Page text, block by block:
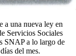
a una nueva ley en
Servicios Sociales
SNAP a lo largo de
del mes.